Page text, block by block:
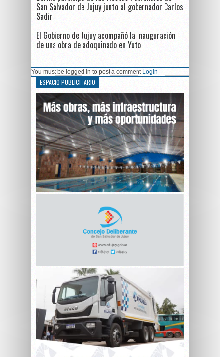
San Salvador de Jujuy junto al gobernador Carlos
Sadir
El Gobierno de Jujuy acompañó la inauguración
de una obra de adoquinado en Yuto
You must be logged in to post a comment Login
ESPACIO PUBLICITARIO